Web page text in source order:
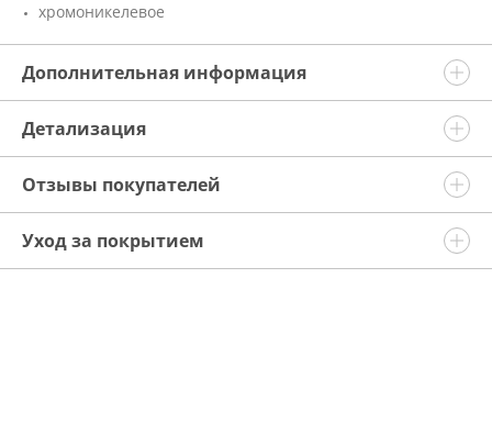
хромоникелевое
Дополнительная информация
Детализация
Отзывы покупателей
Уход за покрытием